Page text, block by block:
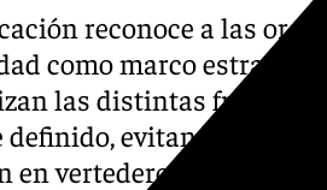
reconoce a las
como marco
las distintas
definido, evitando que
en vertedero.